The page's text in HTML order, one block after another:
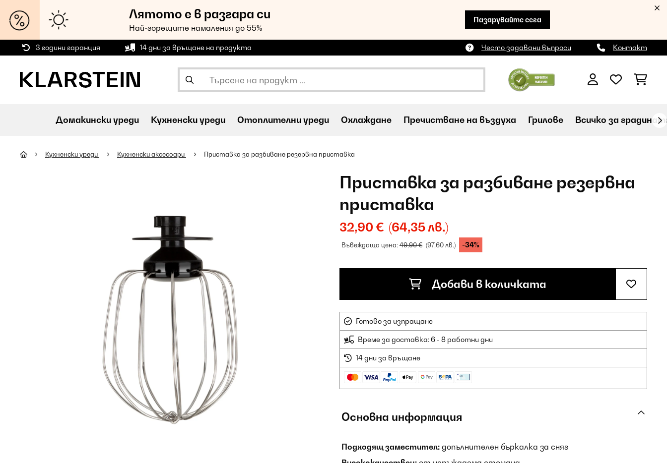
Лятото е в разгара си
Най-горещите намаления до 55%
Пазарувайте сега
3 години гаранция 14 дни за връщане на продукта Често задавани въпроси Контакт
Домакински уреди Кухненски уреди Oтоплителни уреди Охлаждане Пречистване на въздуха Грилове Всичко за
Кухненски уреди Кухненски аксесоари Приставка за разбиване резервна приставка
Приставка за разбиване резервна
приставка
32,90 € (64,35 лв.)
Въвеждаща цена:49,90 € (97,60 лв.) -34%
Добави в количката
Готово за изпращане
Време за доставка: 6 - 8 работни дни
14 дни за връщане
Основна информация
Подходящ заместител: допълнителен бъркалка за сняг